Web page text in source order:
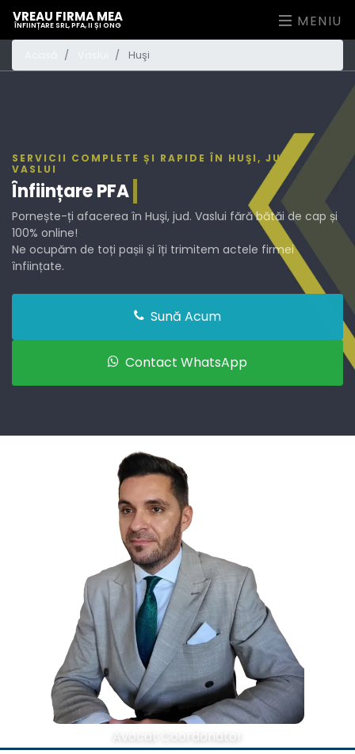
VREAU FIRMA MEA
ÎNFIINȚARE SRL, PFA, II ȘI ONG MENIU
Huşi
SERVICII COMPLETE ȘI RAPIDE ÎN HUŞI, JUD.
VASLUI
ÎnființarePFA
Pornește-ți afacerea în Huşi, jud. Vaslui fără bătăi de cap și
100% online!
Ne ocupăm de toți pașii și îți trimitem actele firmei
înființate.
Sună Acum
Contact WhatsApp
Avocat Coordonator